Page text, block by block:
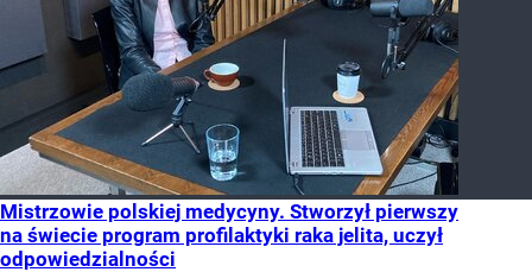
Mistrzowie polskiej medycyny. Stworzył pierwszy
na świecie program profilaktyki raka jelita, uczył
odpowiedzialności